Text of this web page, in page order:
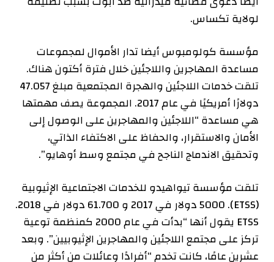
لولاية تكساس.
مؤسسة كولومبوس أيضاتدارالأموال لمجموعات
مساعدة المهاجرين واللاجئين خلال فترة أكتون هناك.
تلقت خدمات اللاجئين والهجرة المجتمعية مبلغ 47.057
دولارًا أمريكيًا في عام 2017. المجموعة
يصفمهمتها
هي مساعدة “اللاجئين والمهاجرين على الوصول إلى
الأمان والاستقرار، والحفاظ على الاكتفاء الذاتي،
وتحقيق الاندماج الناجح في مجتمع وسط أوهايو”.
تلقت مؤسسة تيواهيدو للخدمات الاجتماعية الإثيوبية
(ETSS).
5000 دولار في 2017و61.700 دولار في 2018
.
ETSS يقول
أنها “بدأت في عام 2000 كمنظمة توعية
تركز على مجتمع اللاجئين والمهاجرين الإثيوبيين”. وبعد
عشرين عامًا، كانت تخدم “أفرادًا وعائلات من أكثر من